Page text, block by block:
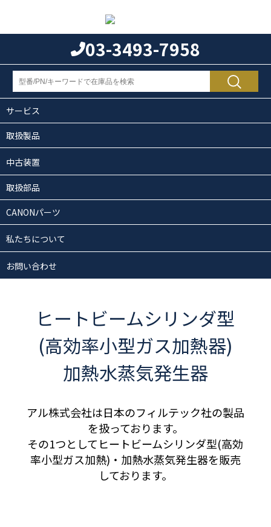
03-3493-7958
サービス
取扱製品
中古装置
取扱部品
CANONパーツ
私たちについて
お問い合わせ
ヒートビームシリンダ型
(高効率小型ガス加熱器)
加熱水蒸気発生器
アル株式会社は日本のフィルテック社の製品
を扱っております。
その1つとしてヒートビームシリンダ型(高効
率小型ガス加熱)・加熱水蒸気発生器を販売
しております。